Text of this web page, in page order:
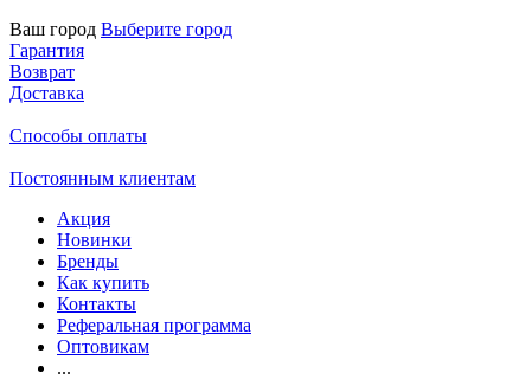
Ваш город Выберите город
Гарантия
Возврат
Доставка
Способы оплаты
Постоянным клиентам
Акция
Новинки
Бренды
Как купить
Контакты
Реферальная программа
Оптовикам
...